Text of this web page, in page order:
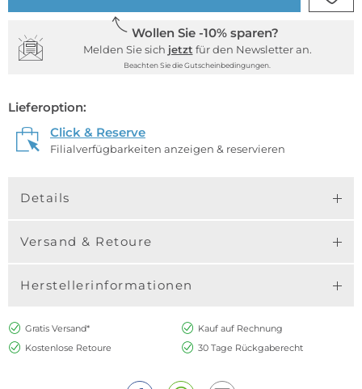
Wollen Sie -10% sparen?
Melden Sie sich jetzt für den Newsletter an.
Beachten Sie die Gutscheinbedingungen.
Lieferoption:
Click & Reserve
Filialverfügbarkeiten anzeigen & reservieren
Details
Versand & Retoure
Herstellerinformationen
Gratis Versand*
Kauf auf Rechnung
Kostenlose Retoure
30 Tage Rückgaberecht